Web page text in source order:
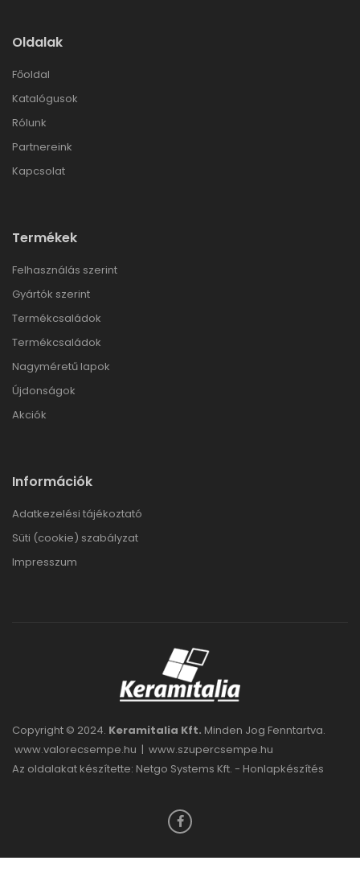
Oldalak
Főoldal
Katalógusok
Rólunk
Partnereink
Kapcsolat
Termékek
Felhasználás szerint
Gyártók szerint
Termékcsaládok
Termékcsaládok
Nagyméretű lapok
Újdonságok
Akciók
Információk
Adatkezelési tájékoztató
Süti (cookie) szabályzat
Impresszum
Copyright © 2024. Keramitalia Kft. Minden Jog Fenntartva.
www.valorecsempe.hu | www.szupercsempe.hu
Az oldalakat készítette: Netgo Systems Kft. - Honlapkészítés